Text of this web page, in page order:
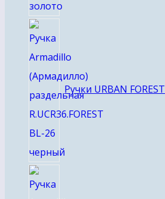
Ручки URBAN FOREST